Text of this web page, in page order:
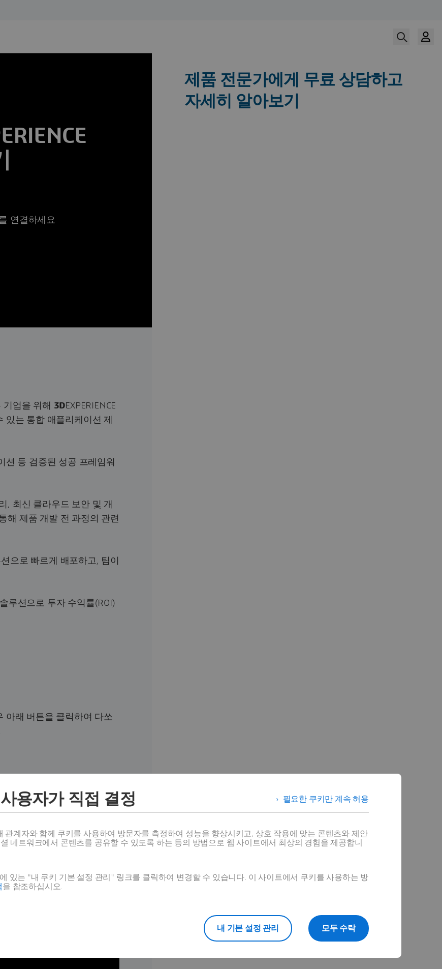
연결하세요
업을 위해 3DEXPERIENCE
는 통합 애플리케이션 제
션 등 검증된 성공 프레임워
, 최신 클라우드 보안 및 개
해 제품 개발 전 과정의 관련
으로 빠르게 배포하고, 팀이
루션으로 투자 수익률(ROI)
아래 버튼을 클릭하여 다쏘
플랫폼을 만나
제품 전문가에게 무료 상담하고
자세히 알아보기
필요한 쿠키만 계속 허용
용자가 직접 결정
관계자와 함께 쿠키를 사용하여 방문자를 측정하여 성능을 향상시키고, 상호 작용에 맞는 콘텐츠와 제안
네트워크에서 콘텐츠를 공유할 수 있도록 하는 등의 방법으로 웹 사이트에서 최상의 경험을 제공합니
있는 "내 쿠키 기본 설정 관리" 링크를 클릭하여 변경할 수 있습니다. 이 사이트에서 쿠키를 사용하는 방
을 참조하십시오.
모두 수락
내 기본 설정 관리